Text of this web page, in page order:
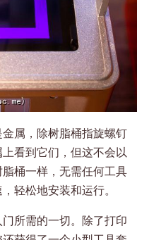
属，除树脂桶指旋螺钉
看到它们，但这不会以
桶一样，无需任何工具
轻松地安装和运行。
所需的一切。除了打印